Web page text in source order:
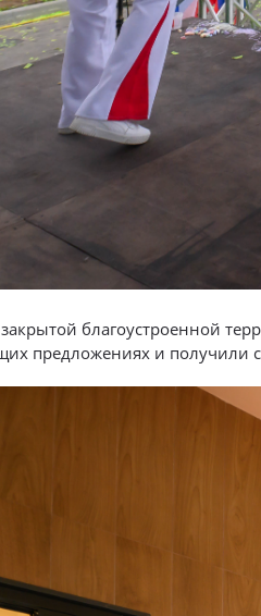
благоустроенной
предложениях и получили